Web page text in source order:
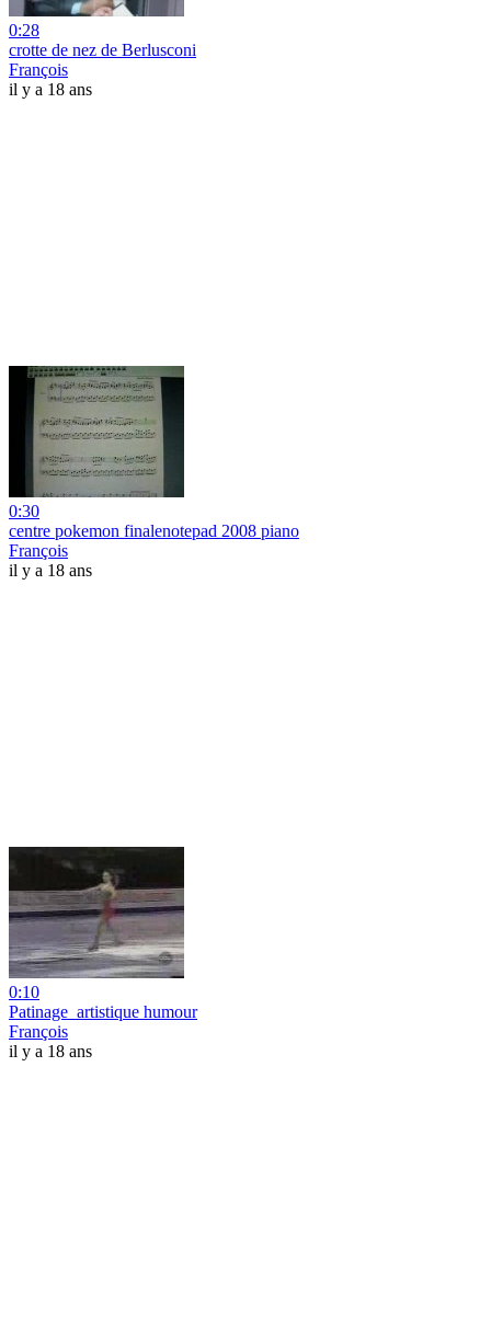
0:28
crotte de nez de Berlusconi
François
il y a 18 ans
0:30
centre pokemon finalenotepad 2008 piano
François
il y a 18 ans
0:10
Patinage_artistique humour
François
il y a 18 ans